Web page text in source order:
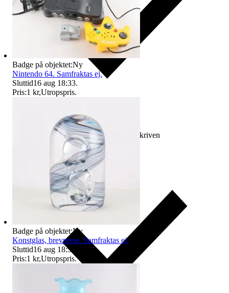
Ersättning om varan inte är som beskriven
Badge på objektet:Ny
Nintendo 64. Samfraktas ej.
Sluttid16 aug 18:33.
Pris:1 kr,Utropspris.
Badge på objektet:Ny
Konstglas, brevpress. Samfraktas ej.
Sluttid16 aug 18:39
Pris:1 kr,Utropspris.